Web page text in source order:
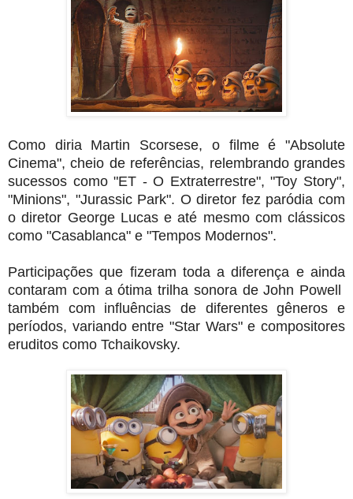
Como diria Martin Scorsese, o filme é "Absolute
Cinema", cheio de referências, relembrando grandes
sucessos como "ET - O Extraterrestre", "Toy Story",
"Minions", "Jurassic Park". O diretor fez paródia com
o diretor George Lucas e até mesmo com clássicos
como "Casablanca" e "Tempos Modernos".
Participações que fizeram toda a diferença e ainda
contaram com a ótima trilha sonora de John Powell
também com influências de diferentes gêneros e
períodos, variando entre "Star Wars" e compositores
eruditos como Tchaikovsky.